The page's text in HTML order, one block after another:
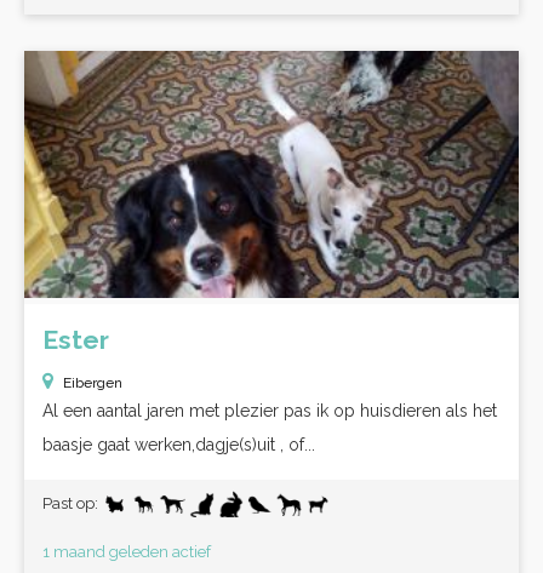
Ester
Eibergen
Al een aantal jaren met plezier pas ik op huisdieren als het
baasje gaat werken,dagje(s)uit , of...
Past op:
1 maand geleden actief